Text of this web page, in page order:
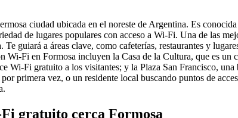
ciudad ubicada en el noreste de Argentina. Es
de lugares populares con acceso a Wi-Fi. Una de las
Te guiará a áreas clave, como cafeterías, restaurantes y
Wi-Fi en Formosa incluyen la Casa de la Cultura, que es
Wi-Fi gratuito a los visitantes; y la Plaza San Francisco,
primera vez, o un residente local buscando puntos de
gratuito cerca Formosa